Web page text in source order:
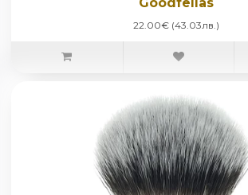
22.00€ (43.03лв.)